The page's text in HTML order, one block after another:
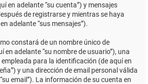
en adelante “su cuenta”) y mensajes
de registrarse y mientras se haya
adelante “sus mensajes”).
constará de un nombre único de
en adelante “su nombre de usuario”), una
para la identificación (de aquí en
y una dirección de email personal válida
email”). La información de su cuenta en